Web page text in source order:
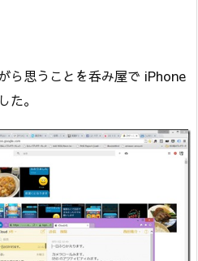
ら思うことを呑み屋で iPhone
た。